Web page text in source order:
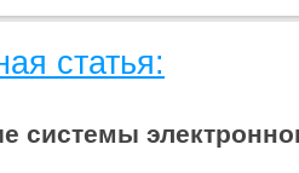
статья:
системы